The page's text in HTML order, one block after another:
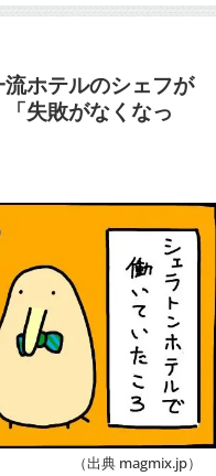
」』について
流ホテルのシェフが
失敗がなくなっ
（出典 magmix.jp）